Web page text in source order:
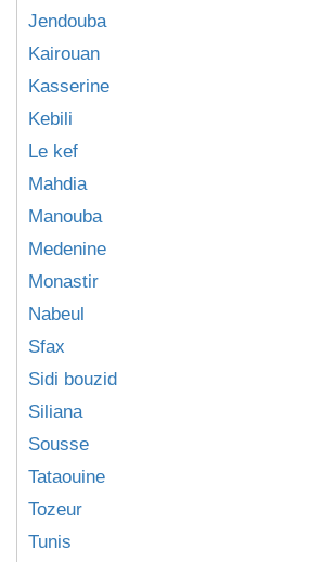
Jendouba
Kairouan
Kasserine
Kebili
Le kef
Mahdia
Manouba
Medenine
Monastir
Nabeul
Sfax
Sidi bouzid
Siliana
Sousse
Tataouine
Tozeur
Tunis